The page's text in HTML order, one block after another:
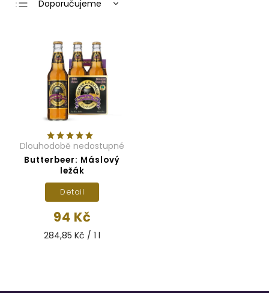
Doporučujeme
Nejdražší
Nejprodávanější
Abecedně
Butterbeer: Máslový
ležák
Dlouhodobě nedostupné
94 Kč
284,85 Kč / 1 l
Detail